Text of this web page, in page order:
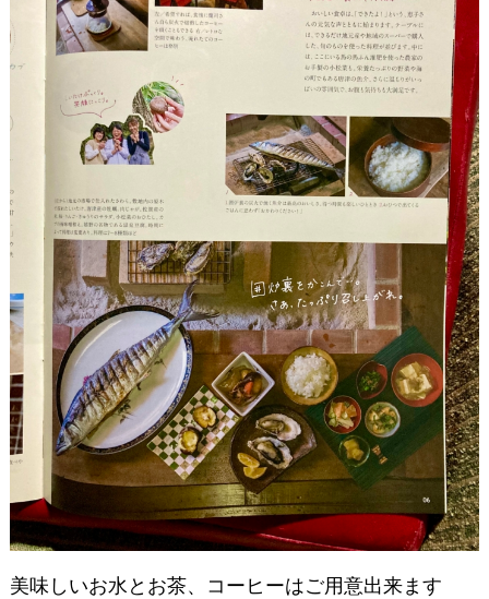
美味しいお水とお茶、コーヒーはご用意出来ます